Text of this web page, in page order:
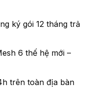
ký gói 12 tháng trả
6 thế hệ mới –
trên toàn địa bàn